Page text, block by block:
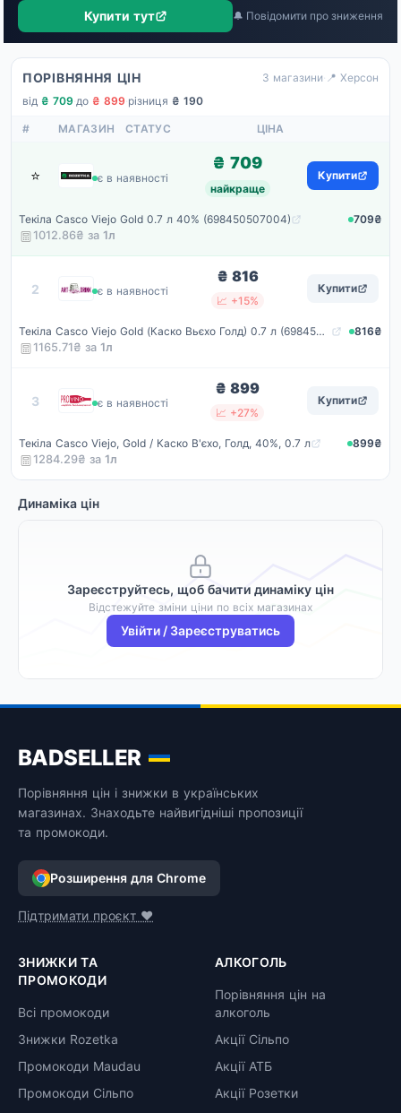
Купити тут 🔔 Повідомити про зниження
ПОРІВНЯННЯ ЦІН 3 магазини· 📍 Херсон
від ₴ 709·до ₴ 899·різниця ₴ 190
# МАГАЗИН СТАТУС ЦІНА
⭐ Rozetka
є в наявності
₴ 709
найкраще
Купити
Текіла Casco Viejo Gold 0.7 л 40% (698450507004)
709₴
1012.86₴ за 1л
2 Artdrink
є в наявності
₴ 816
📈 +15%
Купити
Текіла Casco Viejo Gold (Каско Вьєхо Голд) 0.7 л (6984505070048)
816₴
1165.71₴ за 1л
3 ProVino
є в наявності
₴ 899
📈 +27%
Купити
Текіла Casco Viejo, Gold / Каско В'єхо, Голд, 40%, 0.7 л
899₴
1284.29₴ за 1л
Динаміка цін
Зареєструйтесь, щоб бачити динаміку цін
Відстежуйте зміни ціни по всіх магазинах
Увійти / Зареєструватись
BADSELLER
Порівняння цін і знижки в українських
магазинах. Знаходьте найвигідніші пропозиції
та промокоди.
Розширення для Chrome
Підтримати проєкт ❤️
ЗНИЖКИ ТА
ПРОМОКОДИ
Всі промокоди
Знижки Rozetka
Промокоди Maudau
Промокоди Сільпо
АЛКОГОЛЬ
Порівняння цін на
алкоголь
Акції Сільпо
Акції АТБ
Акції Розетки